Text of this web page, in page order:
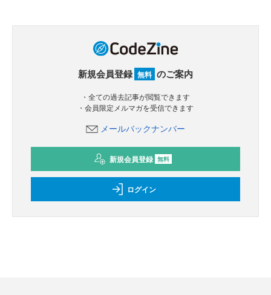
新規会員登録 無料 のご案内
・全ての過去記事が閲覧できます
・会員限定メルマガを受信できます
メールバックナンバー
新規会員登録 無料
ログイン